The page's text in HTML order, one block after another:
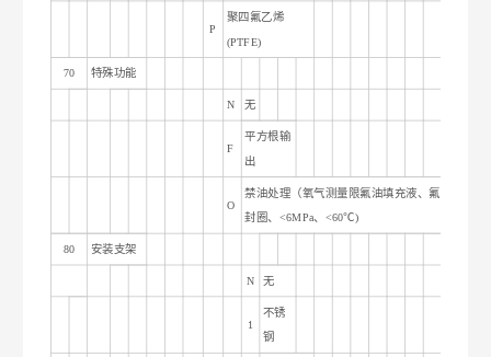
P
聚四氟乙烯
(PTFE)
70 特殊功能
N 无
F
平方根输
出
O
禁油处理（氧气测量限氟油填充液、氟橡胶密
封圈、<6MPa、<60℃)
80 安装支架
N 无
1
不锈
钢